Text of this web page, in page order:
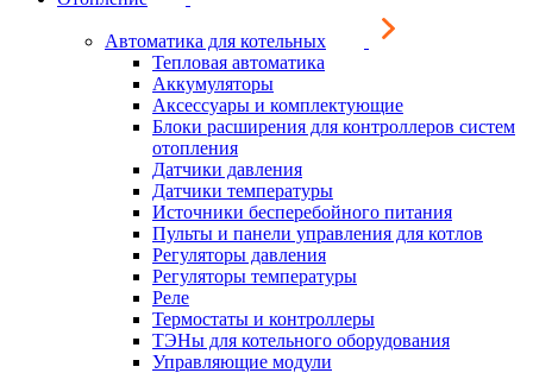
Автоматика для котельных
Тепловая автоматика
Аккумуляторы
Аксессуары и комплектующие
Блоки расширения для контроллеров систем
отопления
Датчики давления
Датчики температуры
Источники бесперебойного питания
Пульты и панели управления для котлов
Регуляторы давления
Регуляторы температуры
Реле
Термостаты и контроллеры
ТЭНы для котельного оборудования
Управляющие модули